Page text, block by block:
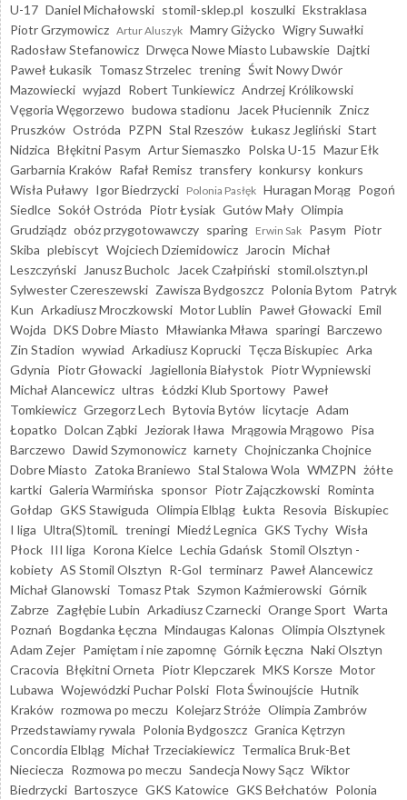
U-17 Daniel Michałowski stomil-sklep.pl koszulki Ekstraklasa
Piotr Grzymowicz Artur Aluszyk Mamry Giżycko Wigry Suwałki
Radosław Stefanowicz Drwęca Nowe Miasto Lubawskie Dajtki
Paweł Łukasik Tomasz Strzelec trening Świt Nowy Dwór
Mazowiecki wyjazd Robert Tunkiewicz Andrzej Królikowski
Vęgoria Węgorzewo budowa stadionu Jacek Płuciennik Znicz
Pruszków Ostróda PZPN Stal Rzeszów Łukasz Jegliński Start
Nidzica Błękitni Pasym Artur Siemaszko Polska U-15 Mazur Ełk
Garbarnia Kraków Rafał Remisz transfery konkursy konkurs
Wisła Puławy Igor Biedrzycki Polonia Pasłęk Huragan Morąg Pogoń
Siedlce Sokół Ostróda Piotr Łysiak Gutów Mały Olimpia
Grudziądz obóz przygotowawczy sparing Erwin Sak Pasym Piotr
Skiba plebiscyt Wojciech Dziemidowicz Jarocin Michał
Leszczyński
Janusz Bucholc Jacek Czałpiński stomil.olsztyn.pl
Sylwester Czereszewski Zawisza Bydgoszcz Polonia Bytom Patryk
Kun Arkadiusz Mroczkowski Motor Lublin Paweł Głowacki Emil
Wojda DKS Dobre Miasto Mławianka Mława sparingi Barczewo
Zin Stadion wywiad Arkadiusz Koprucki Tęcza Biskupiec Arka
Gdynia Piotr Głowacki Jagiellonia Białystok Piotr Wypniewski
Michał Alancewicz ultras Łódzki Klub Sportowy Paweł
Tomkiewicz Grzegorz Lech Bytovia Bytów licytacje Adam
Łopatko Dolcan Ząbki Jeziorak Iława Mrągowia Mrągowo Pisa
Barczewo Dawid Szymonowicz karnety Chojniczanka Chojnice
Dobre Miasto Zatoka Braniewo Stal Stalowa Wola WMZPN żółte
kartki Galeria Warmińska sponsor Piotr Zajączkowski Rominta
Gołdap GKS Stawiguda Olimpia Elbląg Łukta Resovia Biskupiec
I liga Ultra(S)tomiL treningi Miedź Legnica GKS Tychy Wisła
Płock III liga Korona Kielce Lechia Gdańsk Stomil Olsztyn -
kobiety AS Stomil Olsztyn R-Gol terminarz Paweł Alancewicz
Michał Glanowski Tomasz Ptak Szymon Kaźmierowski Górnik
Zabrze Zagłębie Lubin Arkadiusz Czarnecki Orange Sport Warta
Poznań Bogdanka Łęczna Mindaugas Kalonas Olimpia Olsztynek
Adam Zejer Pamiętam i nie zapomnę Górnik Łęczna Naki Olsztyn
Cracovia Błękitni Orneta Piotr Klepczarek MKS Korsze Motor
Lubawa Wojewódzki Puchar Polski Flota Świnoujście Hutnik
Kraków rozmowa po meczu Kolejarz Stróże Olimpia Zambrów
Przedstawiamy rywala Polonia Bydgoszcz Granica Kętrzyn
Concordia Elbląg Michał Trzeciakiewicz Termalica Bruk-Bet
Nieciecza Rozmowa po meczu Sandecja Nowy Sącz Wiktor
Biedrzycki Bartoszyce GKS Katowice GKS Bełchatów Polonia